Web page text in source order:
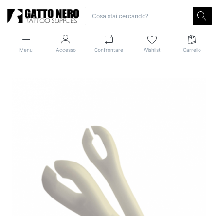
Menu Accesso Confrontare Wishlist Carrello